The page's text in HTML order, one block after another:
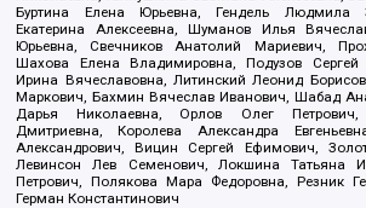
Буртина Елена Юрьевна, Гендель Людмила
Екатерина Алексеевна, Шуманов Илья
Юрьевна, Свечников Анатолий Мариевич,
Шахова Елена Владимировна, Подузов Сергей
Ирина Вячеславовна, Литинский Леонид
Маркович, Бахмин Вячеслав Иванович, Шабад
Дарья Николаевна, Орлов Олег Петрович,
Дмитриевна, Королева Александра
Александрович, Вицин Сергей Ефимович,
Левинсон Лев Семенович, Локшина Татьяна
Петрович, Полякова Мара Федоровна, Резник
Герман Константинович